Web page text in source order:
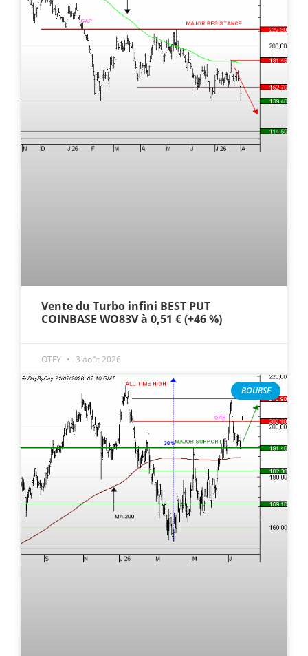
Vente du Turbo infini BEST PUT
COINBASE WO83V à 0,51 € (+46 %)
OTFY 3 août 2026
BOURSE